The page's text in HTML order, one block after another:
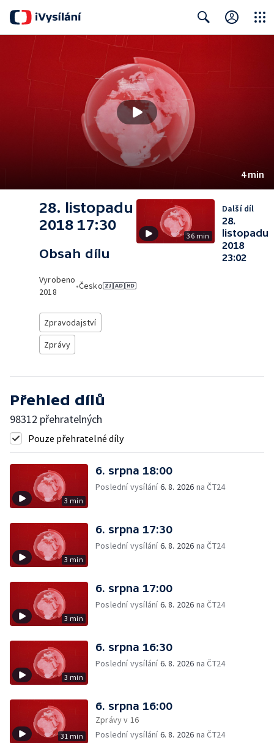
4 min
28. listopadu
2018 17:30
Obsah dílu
Vyrobeno
2018
•Česko
Zpravodajství
Zprávy
36 min
Další díl
28.
listopadu
2018
23:02
Přehled dílů
98312 přehratelných
Pouze přehratelné díly
3 min
6. srpna 18:00
Poslední vysílání6. 8. 2026 na ČT24
3 min
6. srpna 17:30
Poslední vysílání6. 8. 2026 na ČT24
3 min
6. srpna 17:00
Poslední vysílání6. 8. 2026 na ČT24
3 min
6. srpna 16:30
Poslední vysílání6. 8. 2026 na ČT24
31 min
6. srpna 16:00
Zprávy v 16
Poslední vysílání6. 8. 2026 na ČT24